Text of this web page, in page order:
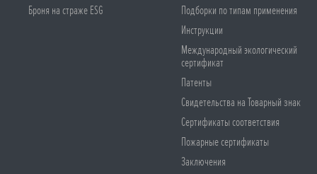
Броня на страже ESG
Подборки по типам применения
Инструкции
Международный экологический
сертификат
Патенты
Свидетельства на Товарный знак
Сертификаты соответствия
Пожарные сертификаты
Заключения